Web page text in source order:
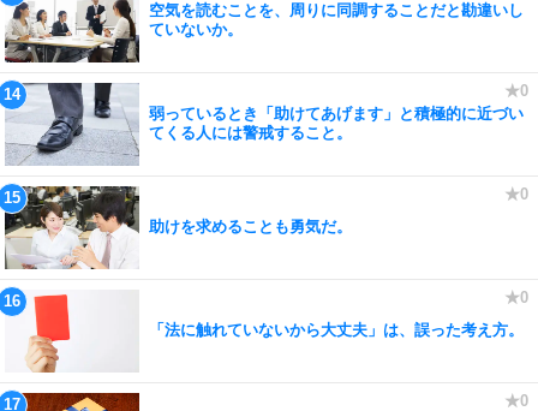
空気を読むことを、周りに同調することだと勘違いし
ていないか。
弱っているとき「助けてあげます」と積極的に近づい
てくる人には警戒すること。
助けを求めることも勇気だ。
「法に触れていないから大丈夫」は、誤った考え方。